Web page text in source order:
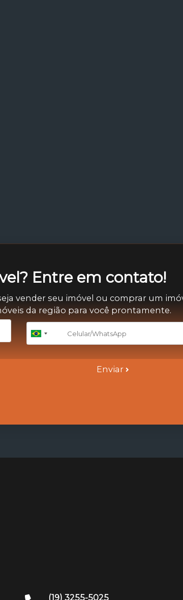
Entre em contato!
vender seu imóvel ou comprar um
da região para você prontamente.
Brazil
+55
Enviar
(19) 3255-5025